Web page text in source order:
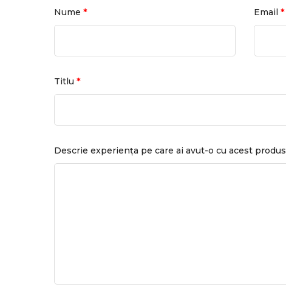
Nume * Email *
Titlu *
Descrie experiența pe care ai avut-o cu acest produs